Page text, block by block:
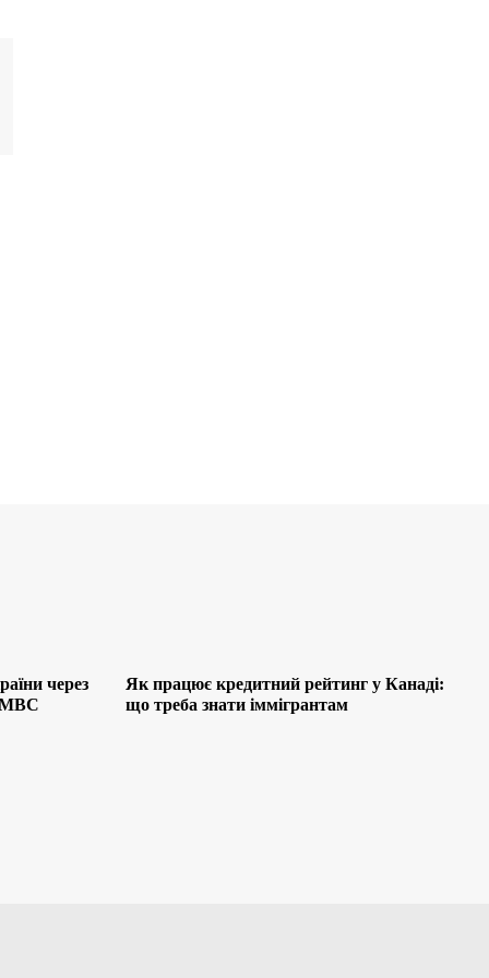
через
МВС
Як працює кредитний рейтинг у Канаді:
що треба знати іммігрантам